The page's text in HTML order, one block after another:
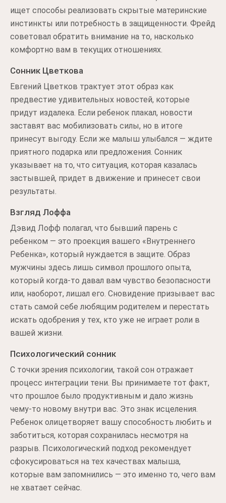
ищет способы реализовать скрытые материнские
инстинкты или потребность в защищенности. Фрейд
советовал обратить внимание на то, насколько
комфортно вам в текущих отношениях.
Сонник Цветкова
Евгений Цветков трактует этот образ как
предвестие удивительных новостей, которые
придут издалека. Если ребенок плакал, новости
заставят вас мобилизовать силы, но в итоге
принесут выгоду. Если же малыш улыбался — ждите
приятного подарка или предложения. Сонник
указывает на то, что ситуация, которая казалась
застывшей, придет в движение и принесет свои
результаты.
Взгляд Лоффа
Дэвид Лофф полагал, что бывший парень с
ребенком — это проекция вашего «Внутреннего
Ребенка», который нуждается в защите. Образ
мужчины здесь лишь символ прошлого опыта,
который когда-то давал вам чувство безопасности
или, наоборот, лишал его. Сновидение призывает вас
стать самой себе любящим родителем и перестать
искать одобрения у тех, кто уже не играет роли в
вашей жизни.
Психологический сонник
С точки зрения психологии, такой сон отражает
процесс интеграции тени. Вы принимаете тот факт,
что прошлое было продуктивным и дало жизнь
чему-то новому внутри вас. Это знак исцеления.
Ребенок олицетворяет вашу способность любить и
заботиться, которая сохранилась несмотря на
разрыв. Психологический подход рекомендует
сфокусироваться на тех качествах малыша,
которые вам запомнились — это именно то, чего вам
не хватает сейчас.